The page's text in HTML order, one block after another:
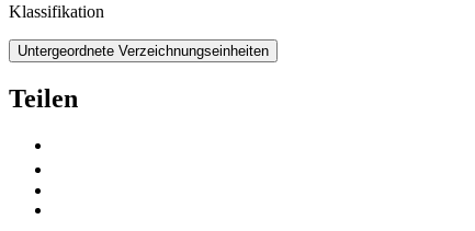
Klassifikation
Untergeordnete Verzeichnungseinheiten
Teilen